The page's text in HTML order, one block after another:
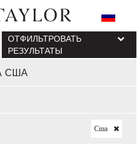
США
ОТФИЛЬТРОВАТЬ
РЕЗУЛЬТАТЫ
Сша